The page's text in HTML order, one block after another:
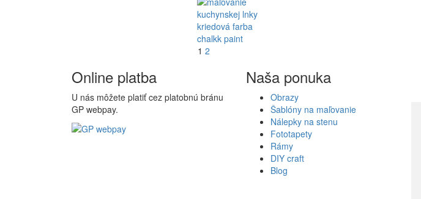
1 2
Online platba
U nás môžete platiť cez platobnú bránu
GP webpay.
Naša ponuka
Obrazy
Šablóny na maľovanie
Nálepky na stenu
Fototapety
Rámy
DIY craft
Blog